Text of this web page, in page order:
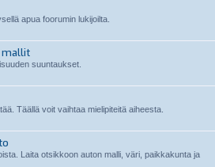
apua foorumin lukijoilta.
mallit
suuntaukset.
Täällä voit vaihtaa mielipiteitä aiheesta.
Laita otsikkoon auton malli, väri, paikkakunta ja